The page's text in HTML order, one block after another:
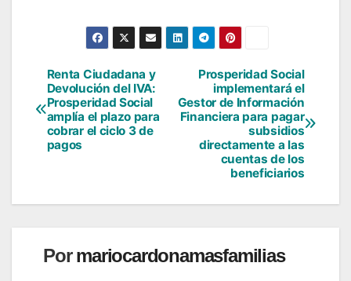
Navegación
de
entradas
Prosperidad Social
implementará el
Gestor de Información
Financiera para pagar
subsidios
directamente a las
cuentas de los
beneficiarios
Renta Ciudadana y
Devolución del IVA:
Prosperidad Social
amplía el plazo para
cobrar el ciclo 3 de
pagos
Pormariocardonamasfamilias